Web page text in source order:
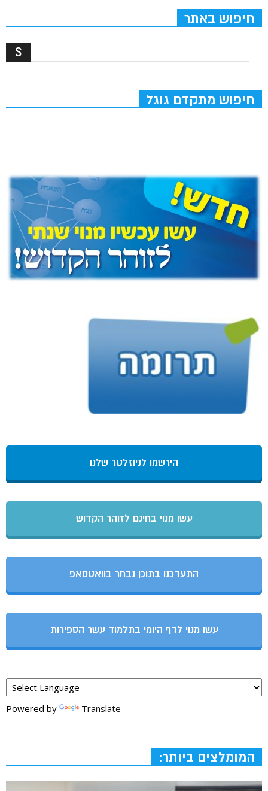
חיפוש באתר
חיפוש מתקדם גוגל
הירשמו לניוזלטר שלנו
עשו מנוי בחינם לזוהר הקדוש
התעדכנו בתוכן נבחר בוואטסאפ
עשו מנוי לדף היומי בתלמוד עשר הספירות
Powered by Translate
המומלצים ביותר: